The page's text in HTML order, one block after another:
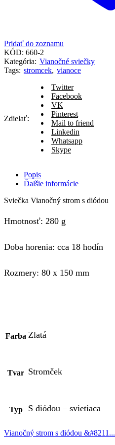
Pridať do zoznamu
KÓD: 660-2
Kategória: Vianočné sviečky
Tags: stromcek, vianoce
Zdielať:
Twitter
Facebook
VK
Pinterest
Mail to friend
Linkedin
Whatsapp
Skype
Popis
Ďalšie informácie
Sviečka Vianočný strom s diódou
Hmotnosť: 280 g
Doba horenia: cca 18 hodín
Rozmery: 80 x 150 mm
Farba Zlatá
Tvar Stromček
Typ S diódou – svietiaca
Vianočný strom s diódou &#8211...